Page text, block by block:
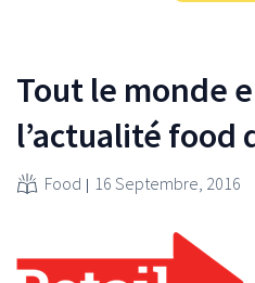
Tout le monde
l’actualité food
Food 16 Septembre, 2016